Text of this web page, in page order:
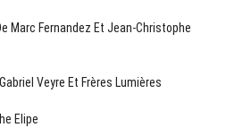
Marc Fernandez Et Jean-Christophe
Veyre Et Frères Lumières
Elipe